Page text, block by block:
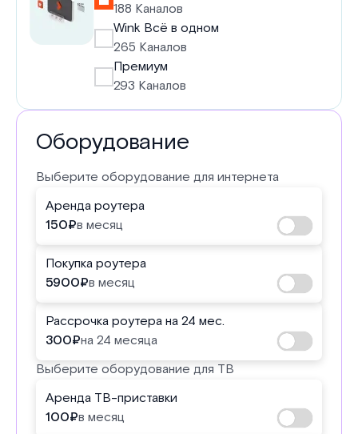
188 Каналов
Wink Всё в одном
265 Каналов
Премиум
293 Каналов
Оборудование
Выберите оборудование для интернета
Аренда роутера
150₽в месяц
Покупка роутера
5900₽в месяц
Рассрочка роутера на 24 мес.
300₽на 24 месяца
Выберите оборудование для ТВ
Аренда ТВ-приставки
100₽в месяц